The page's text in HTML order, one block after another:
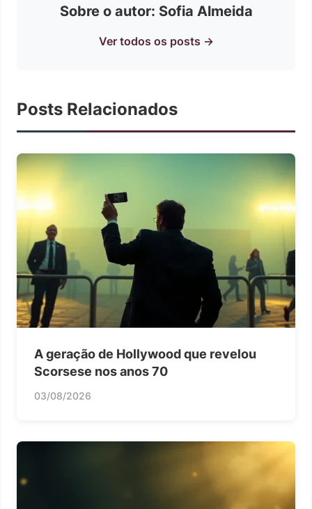
Sobre o autor: Sofia Almeida
Ver todos os posts →
Posts Relacionados
A geração de Hollywood que revelou
Scorsese nos anos 70
03/08/2026